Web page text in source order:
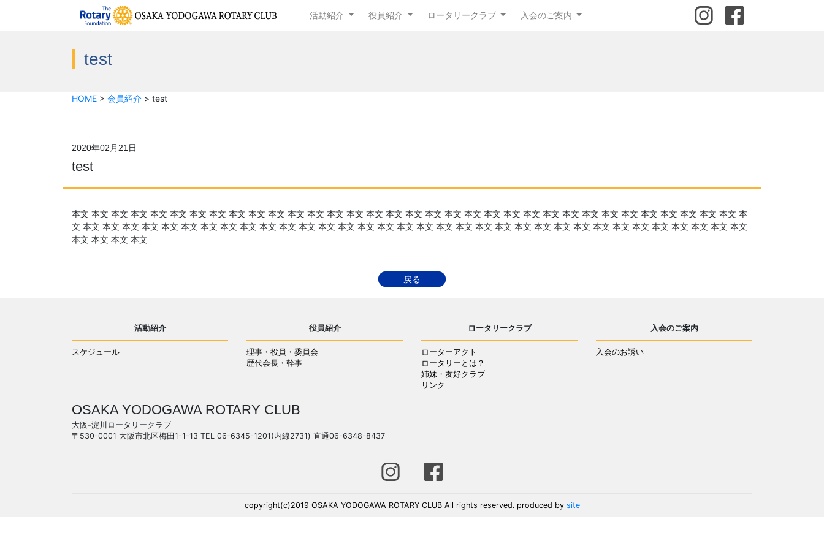
活動紹介 役員紹介 ロータリークラブ 入会のご案内
test
HOME > 会員紹介 > test
2020年02月21日
test
本文 本文 本文 本文 本文 本文 本文 本文 本文 本文 本文 本文 本文 本文 本文 本文 本文 本文 本文 本文 本文 本文 本文 本文 本文 本文 本文 本文 本文 本文 本文 本文 本文 本文 本
文 本文 本文 本文 本文 本文 本文 本文 本文 本文 本文 本文 本文 本文 本文 本文 本文 本文 本文 本文 本文 本文 本文 本文 本文 本文 本文 本文 本文 本文 本文 本文 本文 本文 本文
本文 本文 本文 本文
戻る
活動紹介
スケジュール
役員紹介
理事・役員・委員会
歴代会長・幹事
ロータリークラブ
ローターアクト
ロータリーとは？
姉妹・友好クラブ
リンク
入会のご案内
入会のお誘い
OSAKA YODOGAWA ROTARY CLUB
大阪-淀川ロータリークラブ
〒530-0001 大阪市北区梅田1-1-13 TEL 06-6345-1201(内線2731) 直通06-6348-8437
copyright(c)2019 OSAKA YODOGAWA ROTARY CLUB All rights reserved. produced by site